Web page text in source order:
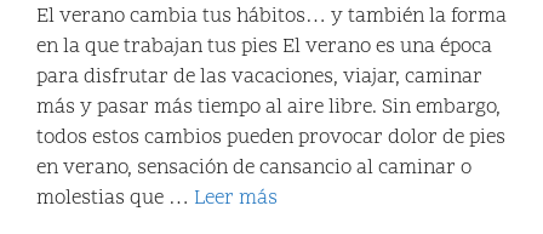
El verano cambia tus hábitos… y también la forma
en la que trabajan tus pies El verano es una época
para disfrutar de las vacaciones, viajar, caminar
más y pasar más tiempo al aire libre. Sin embargo,
todos estos cambios pueden provocar dolor de pies
en verano, sensación de cansancio al caminar o
molestias que … Leer más